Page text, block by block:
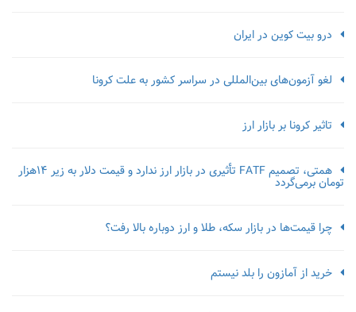
درو بیت کوین در ایران
لغو آزمون‌‌های بین‌المللی در سراسر کشور به علت کرونا
تاثیر کرونا بر بازار ارز
همتی، تصمیم FATF تأثیری در بازار ارز ندارد و قیمت دلار به زیر ۱۴هزار
تومان برمی‌گردد
چرا قیمت‌ها در بازار سکه، طلا و ارز دوباره بالا رفت؟
خرید از آمازون را بلد نیستم